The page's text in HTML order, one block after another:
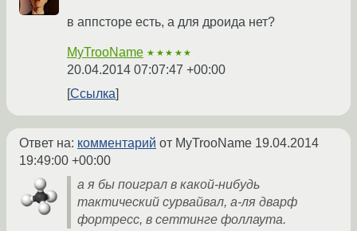
в аппсторе есть, а для дроида нет?
MyTrooName ★★★★★
20.04.2014 07:07:47 +00:00
Ссылка
Ответ на: комментарий от MyTrooName 19.04.2014
19:49:00 +00:00
а я бы поиграл в какой-нибудь
тактический сурвайвал, а-ля дварф
фортресс, в сеттинге фоллаута.